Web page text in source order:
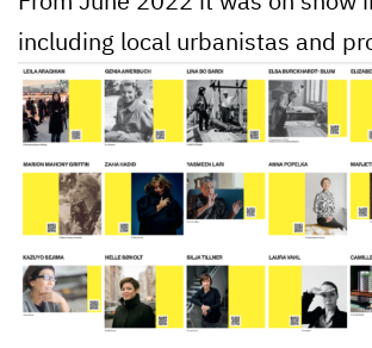
including local urbanistas and